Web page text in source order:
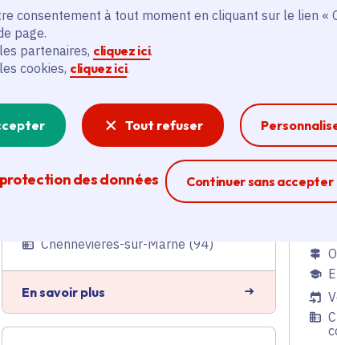
consentement à tout moment en cliquant sur le lien «
page.
partenaires, cliquez ici.
cookies, cliquez ici.
Tout refuser
des données Continuer sans accepter
Ferme la modale
Voté en 2024
Chennevières-sur-Marne (94)
En savoir plus
En
Aide à la certification en
agriculture biologique
Chennevières-sur-Marne (94)
En savoir plus